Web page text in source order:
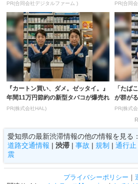
PR(合同会社デジタルファーム ) PR(合同
『カートン買い、ダメ。ゼッタイ。』
年間11万円節約の新型タバコが爆売れ
PR(株式会社HAL)
「たば
が群が
PR(株式
愛知県の最新渋滞情報の他の情報を見る：
道路交通情報 | 渋滞 | 事故 | 規制 | 通行止
震
プライバシーポリシー ｜